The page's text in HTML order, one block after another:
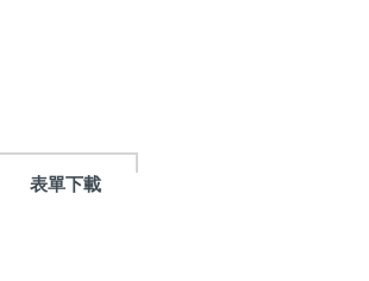
表單下載